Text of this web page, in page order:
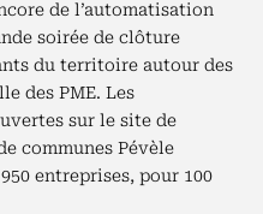
de l’automatisation
soirée de clôture
du territoire autour des
des PME. Les
sur le site de
communes Pévèle
entreprises, pour 100